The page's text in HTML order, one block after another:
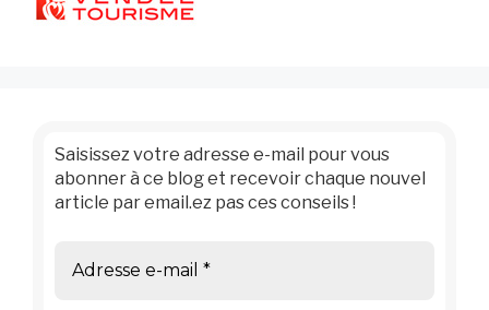
Saisissez votre adresse e-mail pour vous
abonner à ce blog et recevoir chaque nouvel
article par email.ez pas ces conseils !